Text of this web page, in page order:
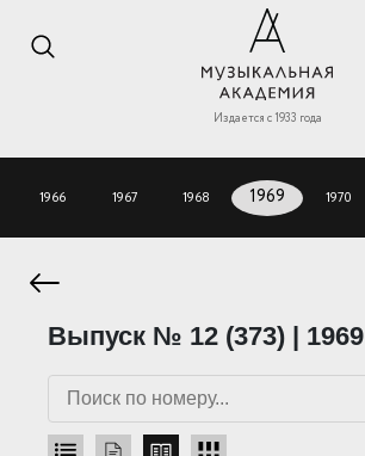
Издается с 1933 года
1966 1967 1968 1969 1970
Выпуск № 12 (373) | 1969